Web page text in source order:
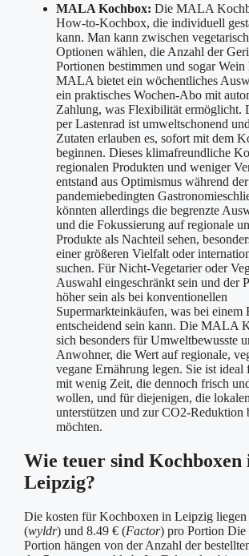
MALA Kochbox: Die MALA
How-to-Kochbox, die individuell
kann. Man kann zwischen
Optionen wählen, die Anzahl der
Portionen bestimmen und sogar
MALA bietet ein wöchentliches
ein praktisches Wochen-Abo mit
Zahlung, was Flexibilität ermöglicht.
per Lastenrad ist umweltschonend
Zutaten erlauben es, sofort mit dem
beginnen. Dieses klimafreundliche
regionalen Produkten und weniger
entstand aus Optimismus während der
pandemiebedingten
könnten allerdings die begrenzte
und die Fokussierung auf regionale
Produkte als Nachteil sehen,
einer größeren Vielfalt oder
suchen. Für Nicht-Vegetarier oder
Auswahl eingeschränkt sein und der
höher sein als bei konventionellen
Supermarkteinkäufen, was bei einem
entscheidend sein kann. Die MALA
sich besonders für Umweltbewusste
Anwohner, die Wert auf regionale,
vegane Ernährung legen. Sie ist ideal
mit wenig Zeit, die dennoch frisch
wollen, und für diejenigen, die
unterstützen und zur CO2-Reduktion
möchten.
Wie teuer sind Kochboxen
Leipzig?
Die kosten für Kochboxen in Leipzig liegen
(wyldr) und 8.49 € (Factor) pro Portion Die
Portion hängen von der Anzahl der